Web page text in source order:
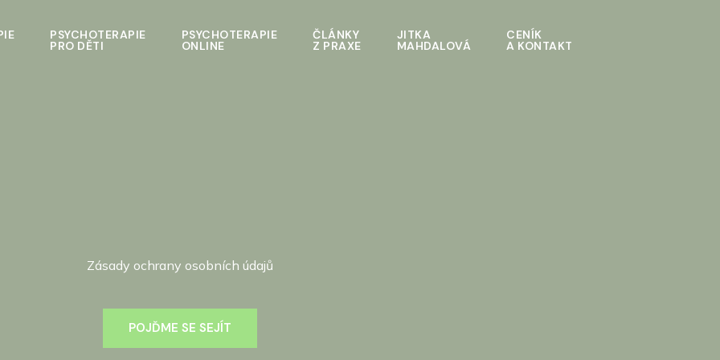
PSYCHOTERAPIE
PRO DĚTI
PSYCHOTERAPIE
ONLINE
ČLÁNKY
Z PRAXE
JITKA
MAHDALOVÁ
CENÍK
A KONTAKT
Zásady ochrany osobních údajů
POJĎME SE SEJÍT